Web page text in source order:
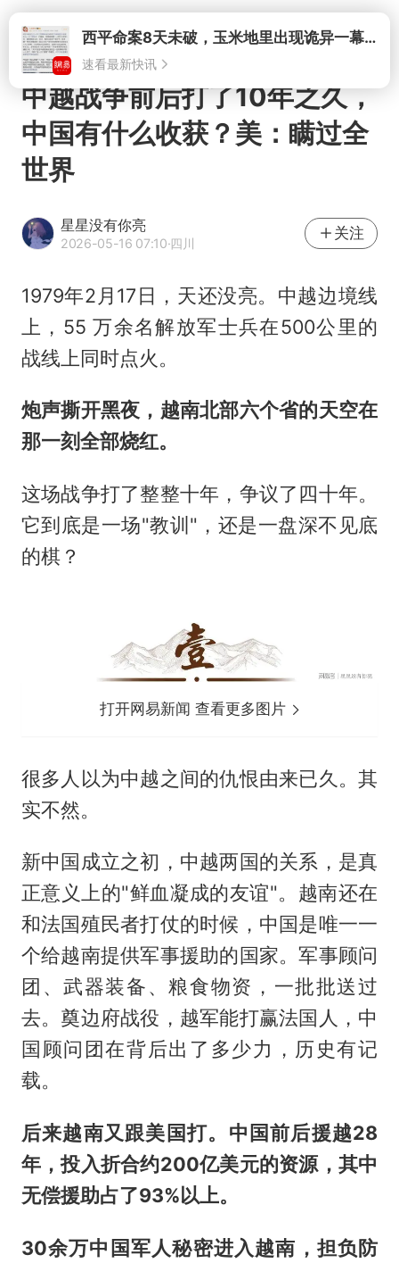
打开西平命案8天未破，玉米地里出现诡异一幕，我突然想起了欧金中
速看最新快讯
中越战争前后打了10年之久，
中国有什么收获？美：瞒过全
世界
星星没有你亮
2026-05-16 07:10·四川
关注
1979年2月17日，天还没亮。中越边境线
上，55 万余名解放军士兵在500公里的
战线上同时点火。
炮声撕开黑夜，越南北部六个省的天空在
那一刻全部烧红。
这场战争打了整整十年，争议了四十年。
它到底是一场"教训"，还是一盘深不见底
的棋？
打开网易新闻 查看更多图片
很多人以为中越之间的仇恨由来已久。其
实不然。
新中国成立之初，中越两国的关系，是真
正意义上的"鲜血凝成的友谊"。越南还在
和法国殖民者打仗的时候，中国是唯一一
个给越南提供军事援助的国家。军事顾问
团、武器装备、粮食物资，一批批送过
去。奠边府战役，越军能打赢法国人，中
国顾问团在背后出了多少力，历史有记
载。
后来越南又跟美国打。中国前后援越28
年，投入折合约200亿美元的资源，其中
无偿援助占了93%以上。
30余万中国军人秘密进入越南，担负防